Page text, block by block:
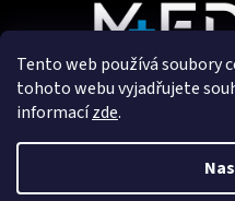
Tento web používá soubory
tohoto webu vyjadřujete
informacízde.
Copyright 2025
Vytvořil a